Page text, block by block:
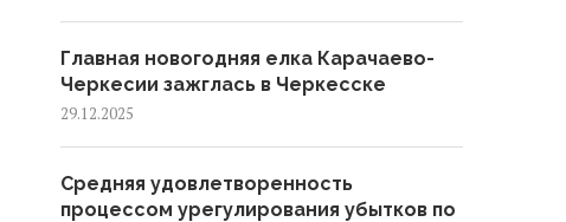
Главная новогодняя елка Карачаево-
Черкесии зажглась в Черкесске
29.12.2025
Средняя удовлетворенность
процессом урегулирования убытков по